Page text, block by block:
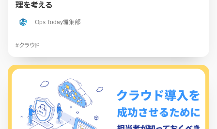
理を考える
Ops Today編集部
#クラウド